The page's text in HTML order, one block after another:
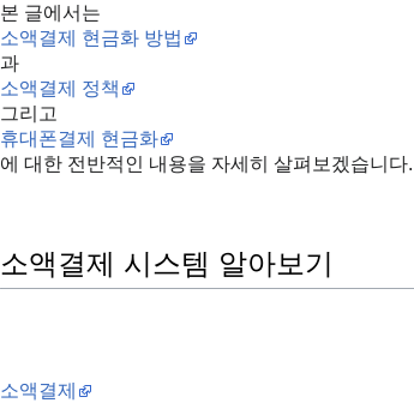
본 글에서는
소액결제 현금화 방법
과
소액결제 정책
그리고
휴대폰결제 현금화
에 대한 전반적인 내용을 자세히 살펴보겠습니다.
소액결제 시스템 알아보기
소액결제